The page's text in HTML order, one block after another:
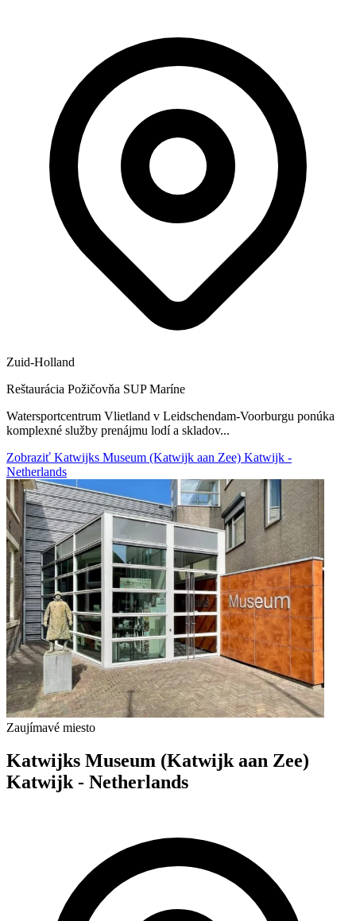
Zuid-Holland
Reštaurácia Požičovňa SUPMaríne
Watersportcentrum Vlietland v Leidschendam-Voorburgu ponúka
komplexné služby prenájmu lodí a skladov...
Zobraziť Katwijks Museum (Katwijk aan Zee) Katwijk -
Netherlands
Zaujímavé miesto
Katwijks Museum (Katwijk aan Zee)
Katwijk - Netherlands